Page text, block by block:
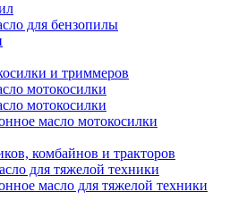
для бензопилы
и триммеров
мотокосилки
мотокосилки
масло мотокосилки
комбайнов и тракторов
для тяжелой техники
масло для тяжелой техники